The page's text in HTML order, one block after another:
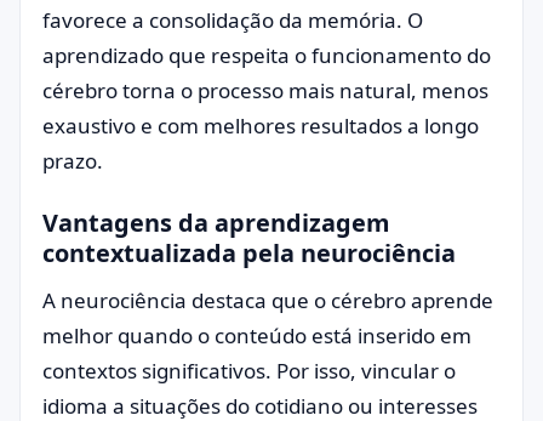
favorece a consolidação da memória. O
aprendizado que respeita o funcionamento do
cérebro torna o processo mais natural, menos
exaustivo e com melhores resultados a longo
prazo.
Vantagens da aprendizagem
contextualizada pela neurociência
A neurociência destaca que o cérebro aprende
melhor quando o conteúdo está inserido em
contextos significativos. Por isso, vincular o
idioma a situações do cotidiano ou interesses